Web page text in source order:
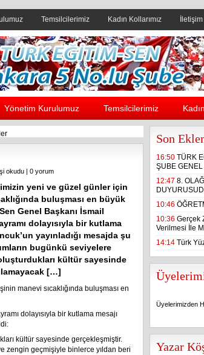
Temsilcilerimiz Kadın Kollarımız İletişim
Yönetim Kurulumuz Temsilcilerimiz
okudu | 0 yorum
yeni ve güzel günler için
buluşması en büyük
Genel Başkanı İsmail
dolayısıyla bir kutlama
yayınladığı mesajda şu
bugünkü seviyelere
kültür sayesinde
[…]
manevi sıcaklığında buluşması en
dolayısıyla bir kutlama mesajı
kültür sayesinde gerçekleşmiştir.
zengin geçmişiyle binlerce yıldan beri
Son
16:50 TÜRK
ŞUBE GENEL
12:47 8.
10:46
10:36 Gerçek
Verilmesi İle
14:14 Türk
Üyelerimizden
Yazar